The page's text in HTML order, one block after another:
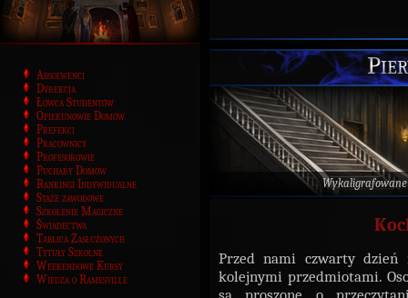
Absolwenci
Dyrekcja
Łowca Studentów
Opiekunowie Domów
Prefekci
Pracownicy
Profesorowie
Puchary Domów
Rankingi Indywidualne
Staże zawodowe
Szkolenie Magiczne
Świadectwa
Tablica Zasłużonych
Tytuły Szkolne
Weekendowe Kursy
Wiedza o Ramesville
Przed nami czwarty dzień
kolejnymi przedmiotami.